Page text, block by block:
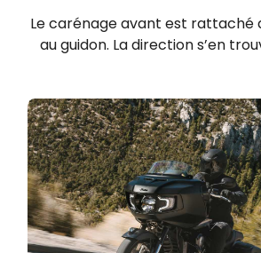
Le carénage avant est rattaché
au guidon. La direction s’en